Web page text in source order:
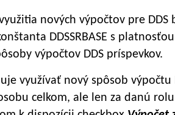
nových výpočtov pre DDS
DDSSRBASE s
výpočtov DDS príspevkov.
využívať nový spôsob výpočtu
celkom, ale len za danú